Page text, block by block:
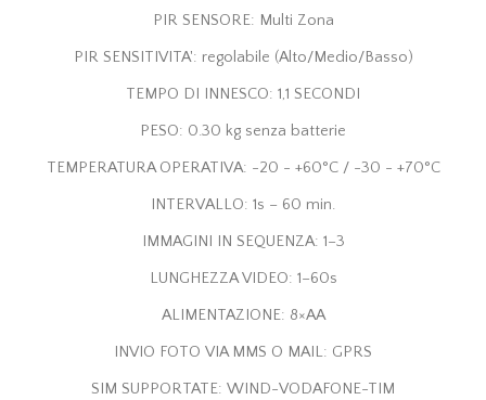
PIR SENSORE: Multi Zona
PIR SENSITIVITA': regolabile (Alto/Medio/Basso)
TEMPO DI INNESCO: 1,1 SECONDI
PESO: 0.30 kg senza batterie
TEMPERATURA OPERATIVA: -20 - +60°C / -30 - +70°C
INTERVALLO: 1s – 60 min.
IMMAGINI IN SEQUENZA: 1–3
LUNGHEZZA VIDEO: 1–60s
ALIMENTAZIONE: 8×AA
INVIO FOTO VIA MMS O MAIL: GPRS
SIM SUPPORTATE: WIND-VODAFONE-TIM